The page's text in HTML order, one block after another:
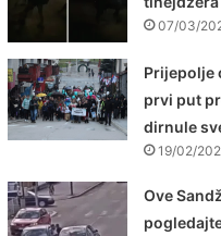
07/03/
Prijepolje
prvi put
dirnule
19/02/
Ove